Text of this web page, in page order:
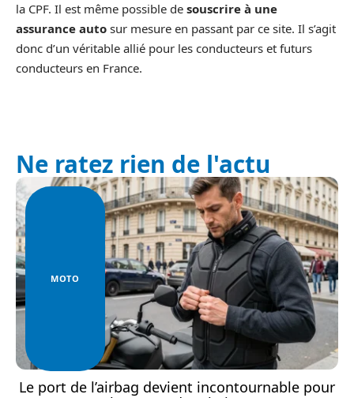
la CPF. Il est même possible de souscrire à une
assurance auto sur mesure en passant par ce site. Il s’agit
donc d’un véritable allié pour les conducteurs et futurs
conducteurs en France.
Ne ratez rien de l'actu
MOTO
Le port de l’airbag devient incontournable pour